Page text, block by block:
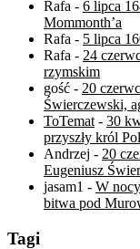
Rafa - 6 lipca
Mommonth’a
Rafa - 5 lipca
Rafa - 24
rzymskim
gość - 20
Świerczewski,
ToTemat - 30
przyszły król
Andrzej - 20
Eugeniusz
jasam1 - W
bitwa pod
Tagi